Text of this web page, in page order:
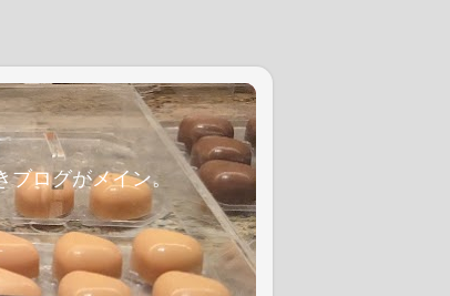
ログがメイン。